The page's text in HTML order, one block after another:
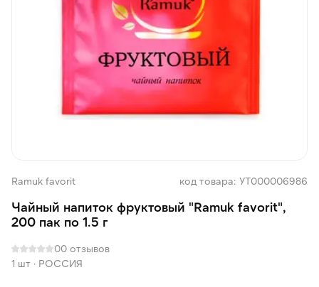
Ramuk favorit код товара: УТ000006986
Чайный напиток фруктовый "Ramuk favorit",
200 пак по 1.5 г
00 отзывов
1 шт · РОССИЯ